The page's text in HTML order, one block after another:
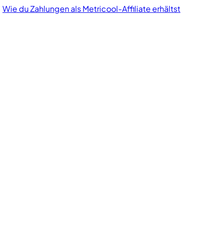
Wie du Zahlungen als Metricool-Affiliate erhältst